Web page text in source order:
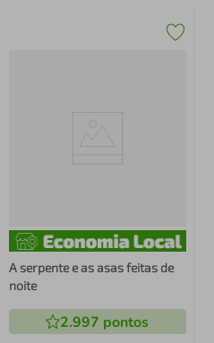
A serpente e as asas feitas de
noite
2.997 pontos